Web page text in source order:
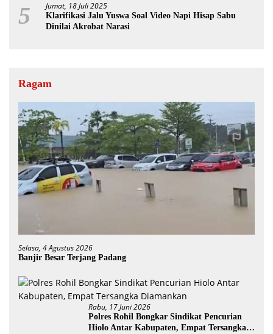
5 Jumat, 18 Juli 2025
Klarifikasi Jalu Yuswa Soal Video Napi Hisap Sabu
Dinilai Akrobat Narasi
Ragam
Selasa, 4 Agustus 2026
Banjir Besar Terjang Padang
Rabu, 17 Juni 2026
Polres Rohil Bongkar Sindikat Pencurian
Hiolo Antar Kabupaten, Empat Tersangka